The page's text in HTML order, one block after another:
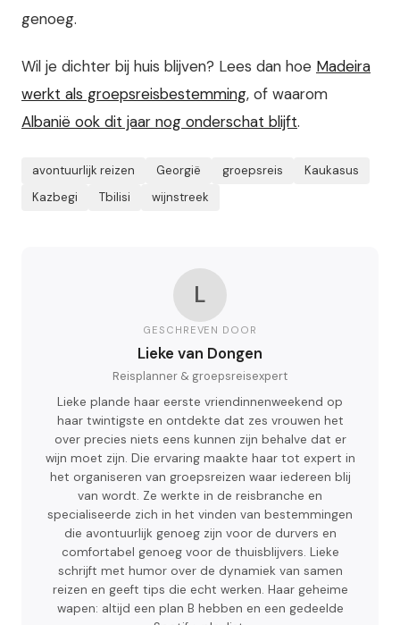
genoeg.
Wil je dichter bij huis blijven? Lees dan hoe Madeira
werkt als groepsreisbestemming, of waarom
Albanië ook dit jaar nog onderschat blijft.
avontuurlijk reizen Georgië groepsreis
Kaukasus
Kazbegi
Tbilisi wijnstreek
L
GESCHREVEN DOOR
Lieke van Dongen
Reisplanner & groepsreisexpert
Lieke plande haar eerste vriendinnenweekend op
haar twintigste en ontdekte dat zes vrouwen het
over precies niets eens kunnen zijn behalve dat er
wijn moet zijn. Die ervaring maakte haar tot expert in
het organiseren van groepsreizen waar iedereen blij
van wordt. Ze werkte in de reisbranche en
specialiseerde zich in het vinden van bestemmingen
die avontuurlijk genoeg zijn voor de durvers en
comfortabel genoeg voor de thuisblijvers. Lieke
schrijft met humor over de dynamiek van samen
reizen en geeft tips die echt werken. Haar geheime
wapen: altijd een plan B hebben en een gedeelde